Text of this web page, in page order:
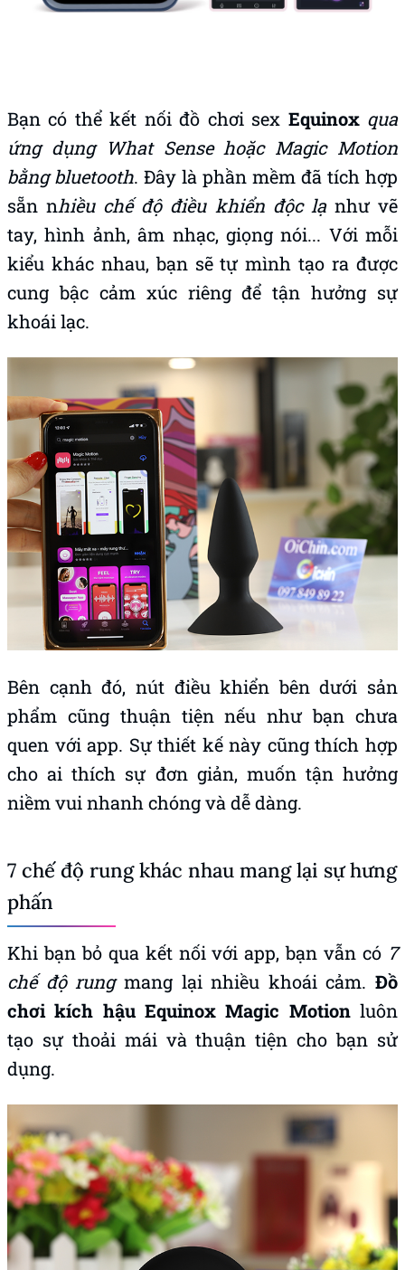
Bạn có thể kết nối đồ chơi sex Equinox qua
ứng dụng What Sense hoặc Magic Motion
bằng bluetooth. Đây là phần mềm đã tích hợp
sẵn nhiều chế độ điều khiển độc lạnhư vẽ
tay, hình ảnh, âm nhạc, giọng nói... Với mỗi
kiểu khác nhau, bạn sẽ tự mình tạo ra được
cung bậc cảm xúc riêng để tận hưởng sự
khoái lạc.
Bên cạnh đó, nút điều khiển bên dưới sản
phẩm cũng thuận tiện nếu như bạn chưa
quen với app. Sự thiết kế này cũng thích hợp
cho ai thích sự đơn giản, muốn tận hưởng
niềm vui nhanh chóng và dễ dàng.
7 chế độ rung khác nhau mang lại sự hưng
phấn
Khi bạn bỏ qua kết nối với app, bạn vẫn có 7
chế độ rungmang lại nhiều khoái cảm. Đồ
chơi kích hậu Equinox Magic Motionluôn
tạo sự thoải mái và thuận tiện cho bạn sử
dụng.